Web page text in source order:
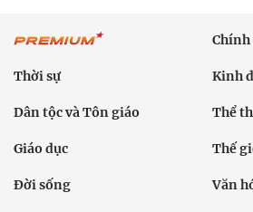
Thời sự Kinh
Dân tộc và Tôn giáo Thể
Giáo dục Thế
Đời sống Văn